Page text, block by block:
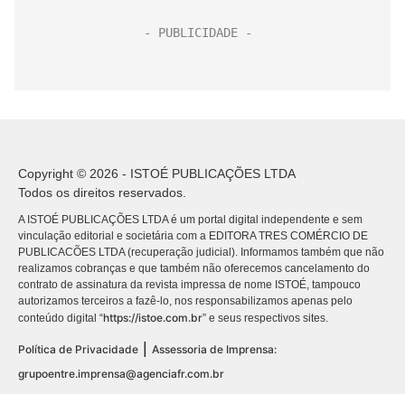
Copyright © 2026 - ISTOÉ PUBLICAÇÕES LTDA
Todos os direitos reservados.
A ISTOÉ PUBLICAÇÕES LTDA é um portal digital independente e sem
vinculação editorial e societária com a EDITORA TRES COMÉRCIO DE
PUBLICACÕES LTDA (recuperação judicial). Informamos também que não
realizamos cobranças e que também não oferecemos cancelamento do
contrato de assinatura da revista impressa de nome ISTOÉ, tampouco
autorizamos terceiros a fazê-lo, nos responsabilizamos apenas pelo
conteúdo digital “https://istoe.com.br” e seus respectivos sites.
Política de Privacidade
Assessoria de Imprensa:
grupoentre.imprensa@agenciafr.com.br